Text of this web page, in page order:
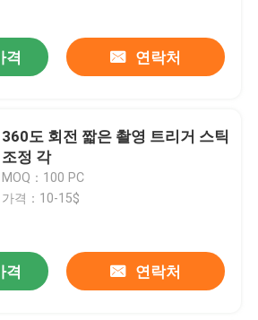
격 연락처
360도 회전 짧은 촬영 트리거 스틱
조정 각
MOQ：100 PC
가격：10-15$
격 연락처